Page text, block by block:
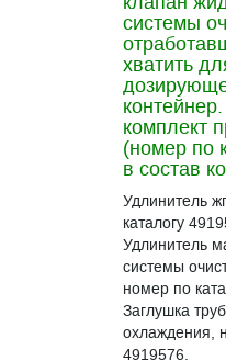
системы
хватить
комплект
(номер по
в состав
Удлинитель
каталогу
Удлинитель
системы
номер по
Заглушка
охлаждения,
4919576.